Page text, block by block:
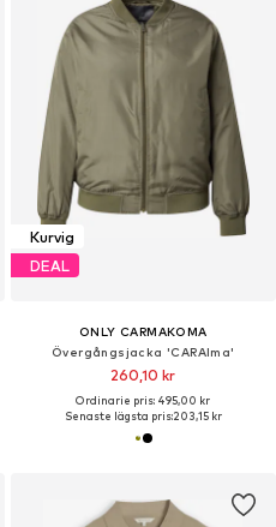
Kurvig
DEAL
ONLY CARMAKOMA
Övergångsjacka 'CARAlma'
260,10 kr
Ordinarie pris: 495,00 kr
Senaste lägsta pris:203,15 kr